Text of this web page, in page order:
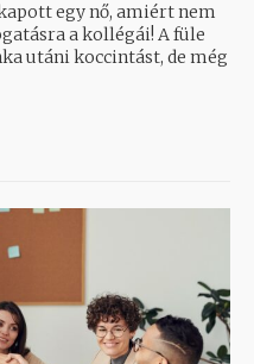
egy nő, amiért nem
a kollégái! A füle
utáni koccintást, de még